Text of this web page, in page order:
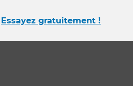
Essayez gratuitement !